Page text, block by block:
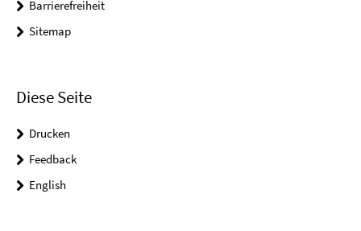
Barrierefreiheit
Sitemap
Diese Seite
Drucken
Feedback
English